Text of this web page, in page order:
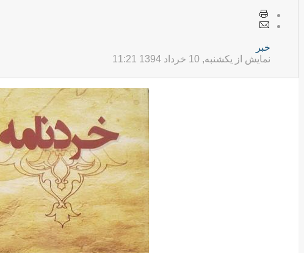
خبر
نمایش از یکشنبه, 10 خرداد 1394 11:21